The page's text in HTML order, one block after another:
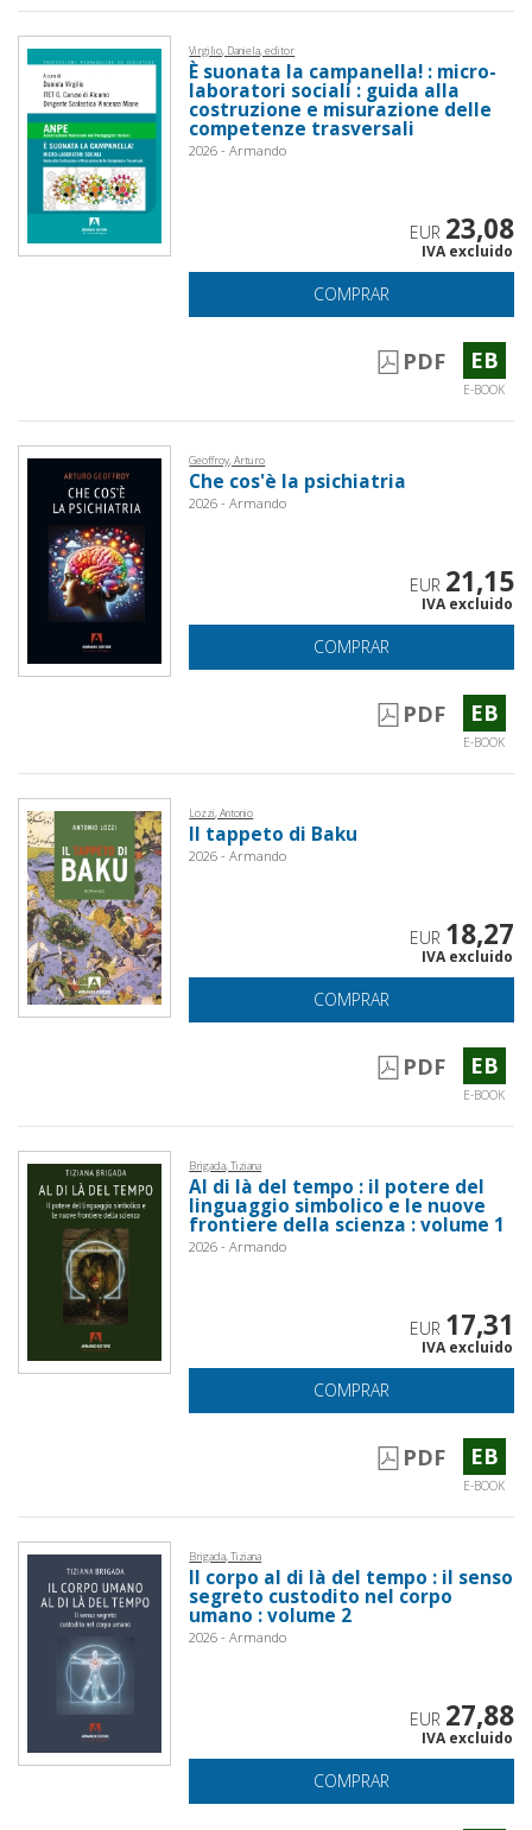
Virgilio, Daniela, editor
È suonata la campanella! : micro-
laboratori sociali : guida alla
costruzione e misurazione delle
competenze trasversali
2026 - Armando
EUR 23,08
IVA excluido
COMPRAR
PDF EB
E-BOOK
Geoffroy, Arturo
Che cos'è la psichiatria
2026 - Armando
EUR 21,15
IVA excluido
COMPRAR
PDF EB
E-BOOK
Lozzi, Antonio
Il tappeto di Baku
2026 - Armando
EUR 18,27
IVA excluido
COMPRAR
PDF EB
E-BOOK
Brigada, Tiziana
Al di là del tempo : il potere del
linguaggio simbolico e le nuove
frontiere della scienza : volume 1
2026 - Armando
EUR 17,31
IVA excluido
COMPRAR
PDF EB
E-BOOK
Brigada, Tiziana
Il corpo al di là del tempo : il senso
segreto custodito nel corpo
umano : volume 2
2026 - Armando
EUR 27,88
IVA excluido
COMPRAR